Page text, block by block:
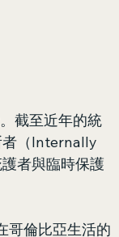
截至近年的統
者（Internally
者與臨時保護
哥倫比亞生活的